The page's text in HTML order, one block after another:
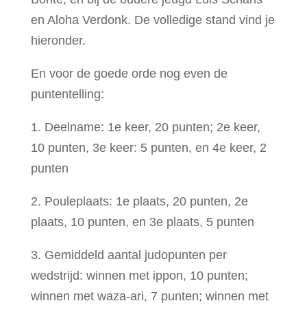
en Aloha Verdonk. De volledige stand vind je
hieronder.
En voor de goede orde nog even de
puntentelling:
1. Deelname: 1e keer, 20 punten; 2e keer,
10 punten, 3e keer: 5 punten, en 4e keer, 2
punten
2. Pouleplaats: 1e plaats, 20 punten, 2e
plaats, 10 punten, en 3e plaats, 5 punten
3. Gemiddeld aantal judopunten per
wedstrijd: winnen met ippon, 10 punten;
winnen met waza-ari, 7 punten; winnen met